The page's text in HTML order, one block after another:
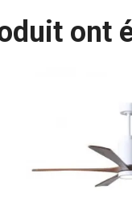
ont